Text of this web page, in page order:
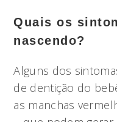
Quais os
nascendo?
Alguns dos
de dentição do
as manchas